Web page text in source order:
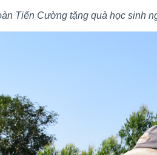
Tiến Cường tặng quà học sinh